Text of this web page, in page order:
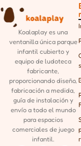
Koalaplay es una
ventanilla única parque
infantil cubierto y
equipo de ludoteca
fabricante,
proporcionandodiseño,
fabricación a medida,
guía de instalación y
envío a todo el mundo
para espacios
comerciales de juego
infantil.